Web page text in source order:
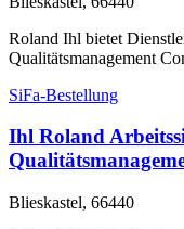
Roland Ihl bietet
Qualitätsmanagement
SiFa-Bestellung
Ihl Roland
Blieskastel, 66440